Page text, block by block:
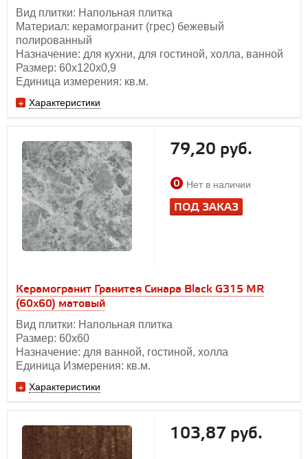
Вид плитки: Напольная плитка
Материал: керамогранит (грес) бежевый
полированный
Назначение: для кухни, для гостиной, холла, ванной
Размер: 60х120x0,9
Единица измерения: кв.м.
Характеристики
Керамогранит Гранитея Синара Black G315 MR
(60х60) матовый
Вид плитки: Напольная плитка
Размер: 60х60
Назначение: для ванной, гостиной, холла
Единица Измерения: кв.м.
Характеристики
79,20 руб.
Нет в наличии
ПОД ЗАКАЗ
103,87 руб.